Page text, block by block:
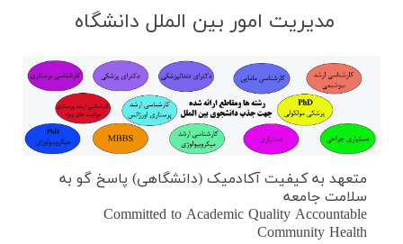
مدیریت امور بین الملل دانشگاه
متعهد به کیفیت آکادمیک (دانشگاهی) پاسخ گو به
سلامت جامعه
Committed to Academic Quality Accountable
Community Health